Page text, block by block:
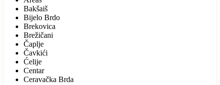
Bakšaiš
Bijelo Brdo
Brekovica
Brežičani
Čaplje
Čavkići
Ćelije
Centar
Ceravačka Brda